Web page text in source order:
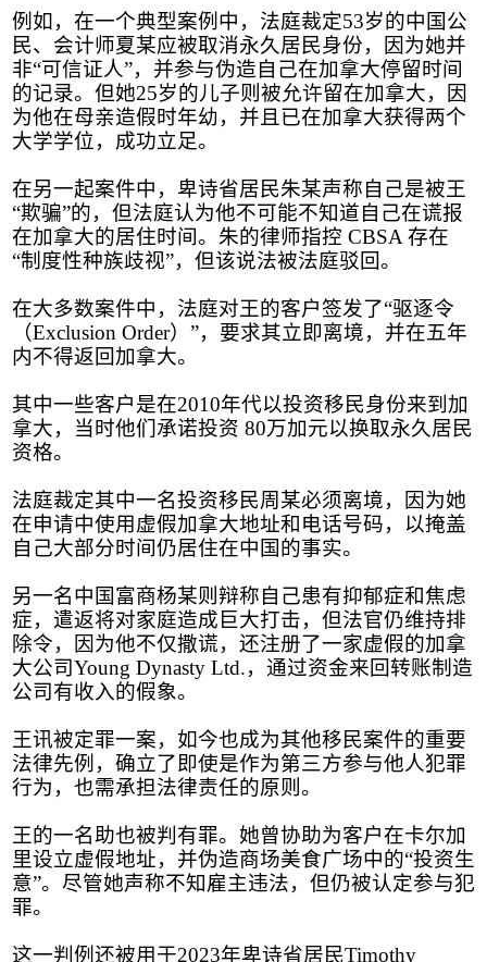
例如，在一个典型案例中，法庭裁定53岁的中国公
民、会计师夏某应被取消永久居民身份，因为她并
非“可信证人”，并参与伪造自己在加拿大停留时间
的记录。但她25岁的儿子则被允许留在加拿大，因
为他在母亲造假时年幼，并且已在加拿大获得两个
大学学位，成功立足。
在另一起案件中，卑诗省居民朱某声称自己是被王
“欺骗”的，但法庭认为他不可能不知道自己在谎报
在加拿大的居住时间。朱的律师指控 CBSA存在
“制度性种族歧视”，但该说法被法庭驳回。
在大多数案件中，法庭对王的客户签发了“驱逐令
（Exclusion Order） ”，要求其立即离境，并在五年
内不得返回加拿大。
其中一些客户是在2010年代以投资移民身份来到加
拿大，当时他们承诺投资 80万加元以换取永久居民
资格。
法庭裁定其中一名投资移民周某必须离境，因为她
在申请中使用虚假加拿大地址和电话号码，以掩盖
自己大部分时间仍居住在中国的事实。
另一名中国富商杨某则辩称自己患有抑郁症和焦虑
症，遣返将对家庭造成巨大打击，但法官仍维持排
除令，因为他不仅撒谎，还注册了一家虚假的加拿
大公司Young Dynasty Ltd.，通过资金来回转账制造
公司有收入的假象。
王讯被定罪一案，如今也成为其他移民案件的重要
法律先例，确立了即使是作为第三方参与他人犯罪
行为，也需承担法律责任的原则。
王的一名助也被判有罪。她曾协助为客户在卡尔加
里设立虚假地址，并伪造商场美食广场中的“投资生
意”。尽管她声称不知雇主违法，但仍被认定参与犯
罪。
这一判例还被用于2023年卑诗省居民Timothy